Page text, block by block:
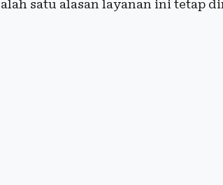
satu alasan layanan ini tetap